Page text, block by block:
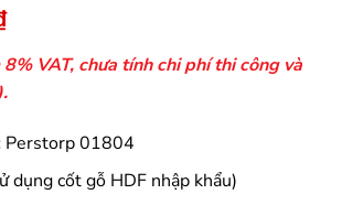
VAT, chưa tính chi phí thi công và
Perstorp 01804
dụng cốt gỗ HDF nhập khẩu)